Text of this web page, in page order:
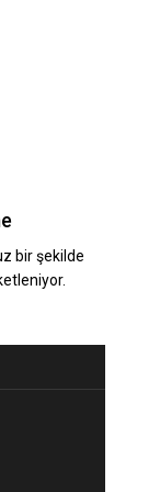
bir şekilde